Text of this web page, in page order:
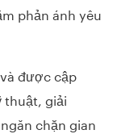
phản ánh yêu
được cập
thuật, giải
chặn gian